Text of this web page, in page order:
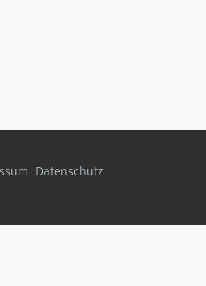
Datenschutz